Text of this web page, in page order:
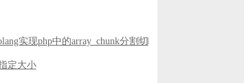
实现php中的array_chunk分割切
定大小
941